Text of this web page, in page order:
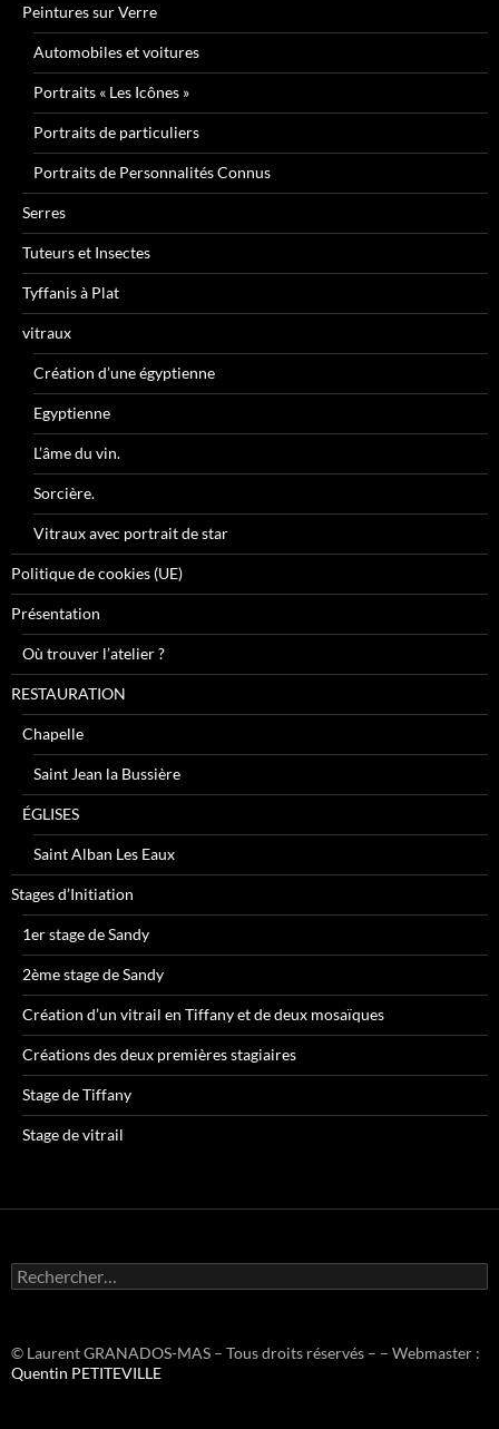
Peintures sur Verre
Automobiles et voitures
Portraits « Les Icônes »
Portraits de particuliers
Portraits de Personnalités Connus
Serres
Tuteurs et Insectes
Tyffanis à Plat
vitraux
Création d’une égyptienne
Egyptienne
L’âme du vin.
Sorcière.
Vitraux avec portrait de star
Politique de cookies (UE)
Présentation
Où trouver l’atelier ?
RESTAURATION
Chapelle
Saint Jean la Bussière
ÉGLISES
Saint Alban Les Eaux
Stages d’Initiation
1er stage de Sandy
2ème stage de Sandy
Création d’un vitrail en Tiffany et de deux mosaïques
Créations des deux premières stagiaires
Stage de Tiffany
Stage de vitrail
R
e
e
r
© Laurent GRANADOS-MAS – Tous droits réservés – – Webmaster :
Quentin PETITEVILLE